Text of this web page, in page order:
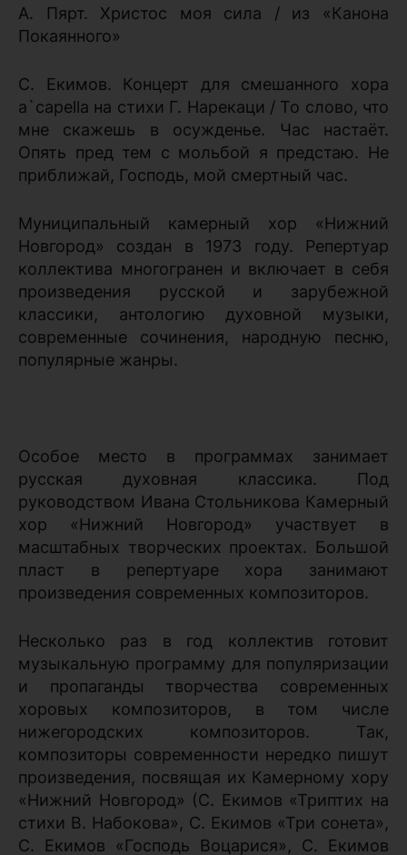
А. Пярт. Христос моя сила / из «Канона
Покаянного»
С. Екимов. Концерт для смешанного хора
а`capella на стихи Г. Нарекаци / То слово, что
мне скажешь в осужденье. Час настаёт.
Опять пред тем с мольбой я предстаю. Не
приближай, Господь, мой смертный час.
Муниципальный камерный хор «Нижний
Новгород» создан в 1973 году. Репертуар
коллектива многогранен и включает в себя
произведения русской и зарубежной
классики, антологию духовной музыки,
современные сочинения, народную песню,
популярные жанры.
Особое место в программах занимает
русская духовная классика. Под
руководством Ивана Стольникова Камерный
хор «Нижний Новгород» участвует в
масштабных творческих проектах. Большой
пласт в репертуаре хора занимают
произведения современных композиторов.
Несколько раз в год коллектив готовит
музыкальную программу для популяризации
и пропаганды творчества современных
хоровых композиторов, в том числе
нижегородских композиторов. Так,
композиторы современности нередко пишут
произведения, посвящая их Камерному хору
«Нижний Новгород» (С. Екимов «Триптих на
стихи В. Набокова», С. Екимов «Три сонета»,
С. Екимов «Господь Воцарися», С. Екимов